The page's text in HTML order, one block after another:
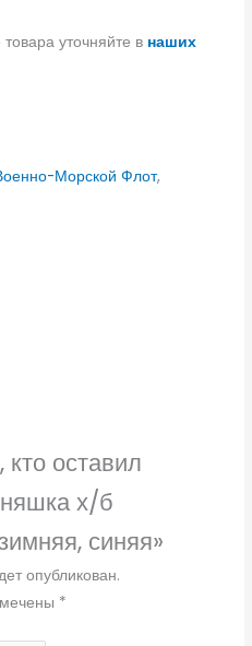
уточняйте в наших
Морской Флот,
оставил
х/б
синяя»
опубликован.
*